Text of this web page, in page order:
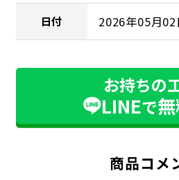
日付 2026年05月02
お持ちの
LINEで
商品コメ